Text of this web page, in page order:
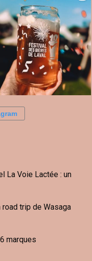
La Voie Lactée : un
road trip de Wasaga
marques